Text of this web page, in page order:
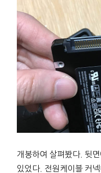
개봉하여 살펴봤다. 뒷
있었다. 전원케이블 커